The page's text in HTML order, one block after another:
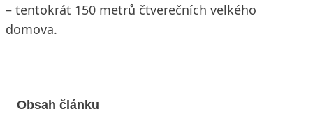
– tentokrát 150 metrů čtverečních velkého
domova.
Obsah článku